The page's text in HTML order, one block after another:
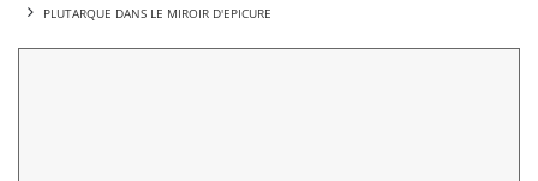
PLUTARQUE DANS LE MIROIR D'EPICURE